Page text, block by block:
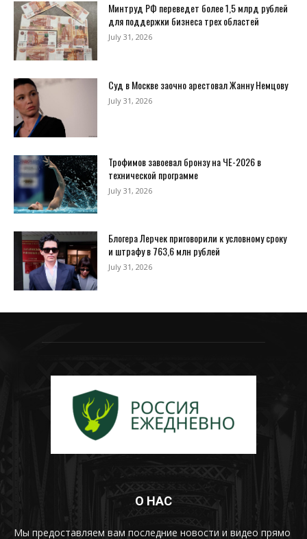
Минтруд РФ переведет более 1,5 млрд рублей
для поддержки бизнеса трех областей
July 31, 2026
Суд в Москве заочно арестовал Жанну Немцову
July 31, 2026
Трофимов завоевал бронзу на ЧЕ-2026 в
технической программе
July 31, 2026
Блогера Лерчек приговорили к условному сроку
и штрафу в 763,6 млн рублей
July 31, 2026
О НАС
Мы предоставляем вам последние новости и видео прямо